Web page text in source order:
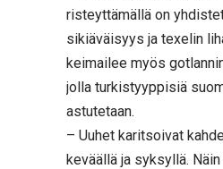
risteyttämällä on
sikiäväisyys ja texelin
keimailee myös
jolla turkistyyppisiä
astutetaan.
– Uuhet karitsoivat
keväällä ja syksyllä.